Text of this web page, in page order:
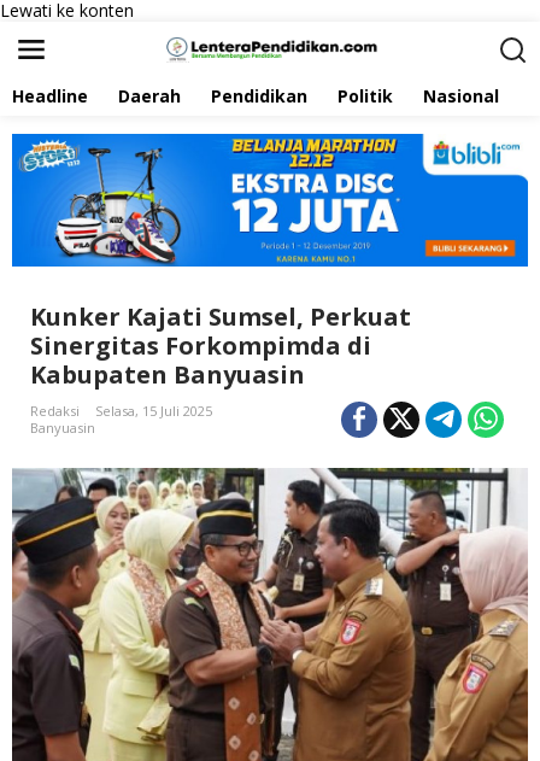
Lewati ke konten
Headline Daerah Pendidikan Politik Nasional
Kunker Kajati Sumsel, Perkuat
Sinergitas Forkompimda di
Kabupaten Banyuasin
Redaksi
Selasa, 15 Juli 2025
Banyuasin